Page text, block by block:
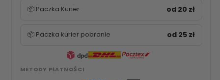
📦 Paczka Kurier od 20 zł
📦 Paczka kurier pobranie od 25 zł
METODY PŁATNOŚCI